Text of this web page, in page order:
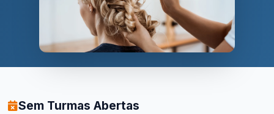
Sem Turmas Abertas